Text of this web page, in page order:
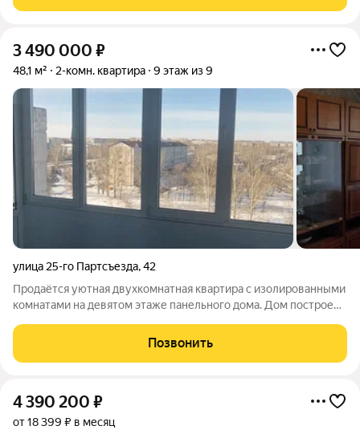
3 490 000 ₽
48,1 м² 2-комн. квартира 9 этаж из 9
улица 25-го Партсъезда,42
Продаётся уютная двухкомнатная квартира с изолированными
комнатами на девятом этаже панельного дома. Дом построен
звукоизоляцию. Для молодых семей с детьми особенно
актуально наличие во дворе детской
Позвонить
4 390 200 ₽
от 18 399 ₽ в месяц